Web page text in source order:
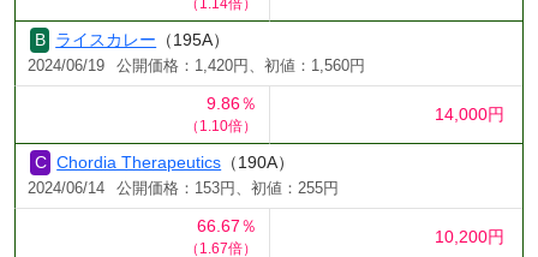
ライスカレー （195A）
2024/06/19 公開価格：1,420円、初値：1,560円
9.86％
（1.10倍）
14,000円
Chordia Therapeutics （190A）
2024/06/14 公開価格：153円、初値：255円
66.67％
（1.67倍）
10,200円